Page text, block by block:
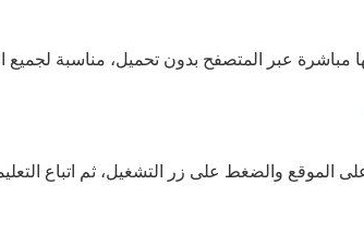
مباشرة عبر المتصفح بدون تحميل، مناسبة لجميع
الموقع والضغط على زر التشغيل، ثم اتباع